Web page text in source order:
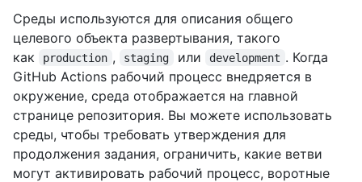
Среды используются для описания общего
целевого объекта развертывания, такого
как
production , staging или development . Когда
GitHub Actions рабочий процесс внедряется в
окружение, среда отображается на главной
странице репозитория. Вы можете использовать
среды, чтобы требовать утверждения для
продолжения задания, ограничить, какие ветви
могут активировать рабочий процесс, воротные